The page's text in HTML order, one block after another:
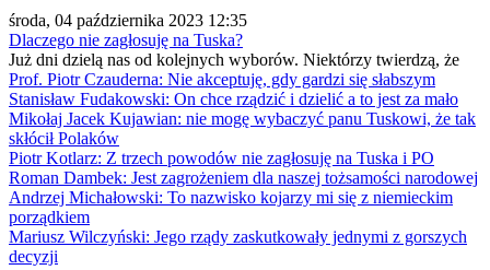
środa, 04 października 2023 12:35
Dlaczego nie zagłosuję na Tuska?
Już dni dzielą nas od kolejnych wyborów. Niektórzy twierdzą, że
Prof. Piotr Czauderna: Nie akceptuję, gdy gardzi się słabszym
Stanisław Fudakowski: On chce rządzić i dzielić a to jest za mało
Mikołaj Jacek Kujawian: nie mogę wybaczyć panu Tuskowi, że tak
skłócił Polaków
Piotr Kotlarz: Z trzech powodów nie zagłosuję na Tuska i PO
Roman Dambek: Jest zagrożeniem dla naszej tożsamości narodowej
Andrzej Michałowski: To nazwisko kojarzy mi się z niemieckim
porządkiem
Mariusz Wilczyński: Jego rządy zaskutkowały jednymi z gorszych
decyzji